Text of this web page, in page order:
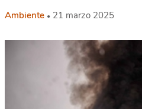
Ambiente 21 marzo 2025